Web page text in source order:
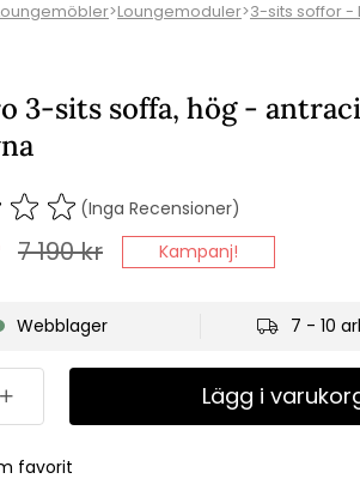
>Loungemoduler>3-sits soffor -
3-sits soffa, hög -
(Inga Recensioner)
7 190kr Kampanj!
Webblager 7 - 10
Lägg i
favorit